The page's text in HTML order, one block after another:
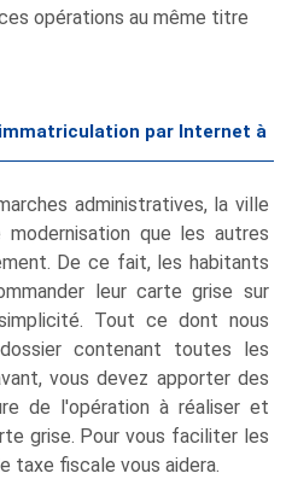
opérations au même titre
par Internet à
administratives, la ville
que les autres
De ce fait, les habitants
leur carte grise sur
Tout ce dont nous
contenant toutes les
vous devez apporter des
de l'opération à réaliser et
grise. Pour vous faciliter les
taxe fiscale vous aidera.